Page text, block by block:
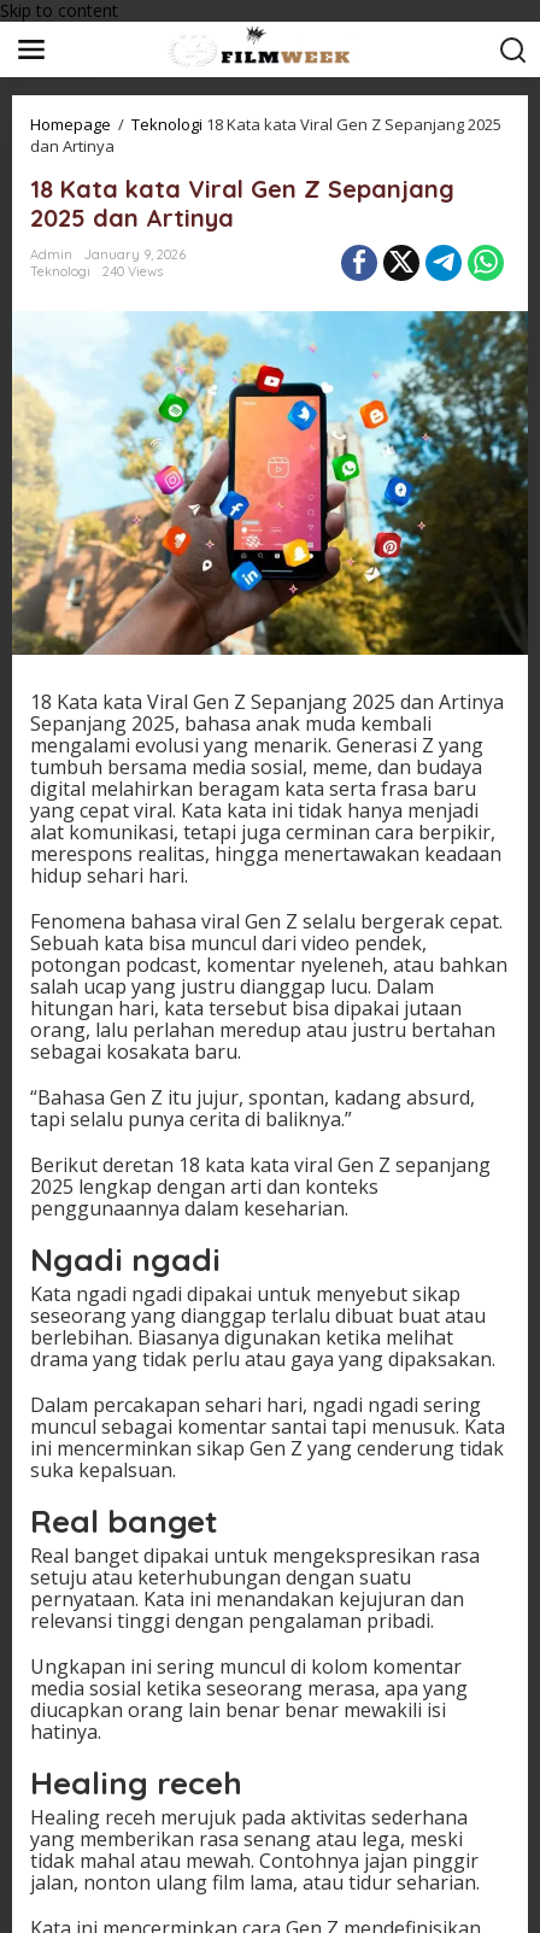
Skip to content
Homepage / Teknologi 18 Kata kata Viral Gen Z Sepanjang 2025
dan Artinya
18 Kata kata Viral Gen Z Sepanjang
2025 dan Artinya
Admin
January 9, 2026
Teknologi
240 Views
18 Kata kata Viral Gen Z Sepanjang 2025 dan Artinya
Sepanjang 2025, bahasa anak muda kembali
mengalami evolusi yang menarik. Generasi Z yang
tumbuh bersama media sosial, meme, dan budaya
digital melahirkan beragam kata serta frasa baru
yang cepat viral. Kata kata ini tidak hanya menjadi
alat komunikasi, tetapi juga cerminan cara berpikir,
merespons realitas, hingga menertawakan keadaan
hidup sehari hari.
Fenomena bahasa viral Gen Z selalu bergerak cepat.
Sebuah kata bisa muncul dari video pendek,
potongan podcast, komentar nyeleneh, atau bahkan
salah ucap yang justru dianggap lucu. Dalam
hitungan hari, kata tersebut bisa dipakai jutaan
orang, lalu perlahan meredup atau justru bertahan
sebagai kosakata baru.
“Bahasa Gen Z itu jujur, spontan, kadang absurd,
tapi selalu punya cerita di baliknya.”
Berikut deretan 18 kata kata viral Gen Z sepanjang
2025 lengkap dengan arti dan konteks
penggunaannya dalam keseharian.
Ngadi ngadi
Kata ngadi ngadi dipakai untuk menyebut sikap
seseorang yang dianggap terlalu dibuat buat atau
berlebihan. Biasanya digunakan ketika melihat
drama yang tidak perlu atau gaya yang dipaksakan.
Dalam percakapan sehari hari, ngadi ngadi sering
muncul sebagai komentar santai tapi menusuk. Kata
ini mencerminkan sikap Gen Z yang cenderung tidak
suka kepalsuan.
Real banget
Real banget dipakai untuk mengekspresikan rasa
setuju atau keterhubungan dengan suatu
pernyataan. Kata ini menandakan kejujuran dan
relevansi tinggi dengan pengalaman pribadi.
Ungkapan ini sering muncul di kolom komentar
media sosial ketika seseorang merasa, apa yang
diucapkan orang lain benar benar mewakili isi
hatinya.
Healing receh
Healing receh merujuk pada aktivitas sederhana
yang memberikan rasa senang atau lega, meski
tidak mahal atau mewah. Contohnya jajan pinggir
jalan, nonton ulang film lama, atau tidur seharian.